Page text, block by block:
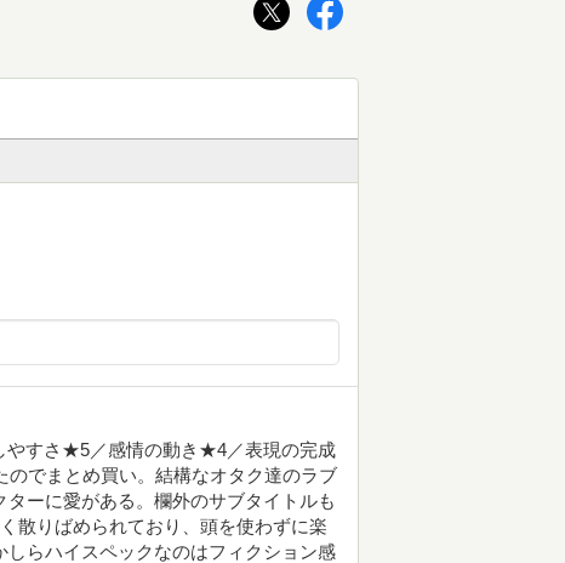
やすさ★5／感情の動き★4／表現の完成
でまとめ買い。結構なオタク達のラブ
ーに愛がある。欄外のサブタイトルも
散りばめられており、頭を使わずに楽
らハイスペックなのはフィクション感